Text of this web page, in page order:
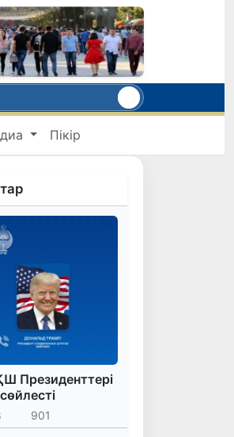
Пікір
Президенттері
901